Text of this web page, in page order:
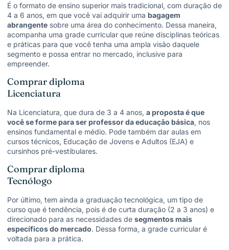
É o formato de ensino superior mais tradicional, com duração de
4 a 6 anos, em que você vai adquirir uma bagagem
abrangente sobre uma área do conhecimento. Dessa maneira,
acompanha uma grade curricular que reúne disciplinas teóricas
e práticas para que você tenha uma ampla visão daquele
segmento e possa entrar no mercado, inclusive para
empreender.
Comprar diploma
Licenciatura
Na Licenciatura, que dura de 3 a 4 anos, a proposta é que
você se forme para ser professor da educação básica, nos
ensinos fundamental e médio. Pode também dar aulas em
cursos técnicos, Educação de Jovens e Adultos (EJA) e
cursinhos pré-vestibulares.
Comprar diploma
Tecnólogo
Por último, tem ainda a graduação tecnológica, um tipo de
curso que é tendência, pois é de curta duração (2 a 3 anos) e
direcionado para as necessidades de segmentos mais
específicos do mercado. Dessa forma, a grade curricular é
voltada para a prática.